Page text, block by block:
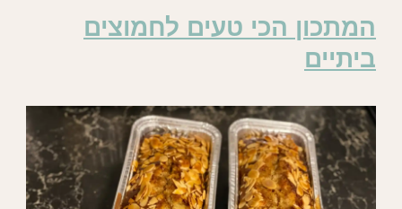
המתכון הכי טעים לחמוצים
ביתיים